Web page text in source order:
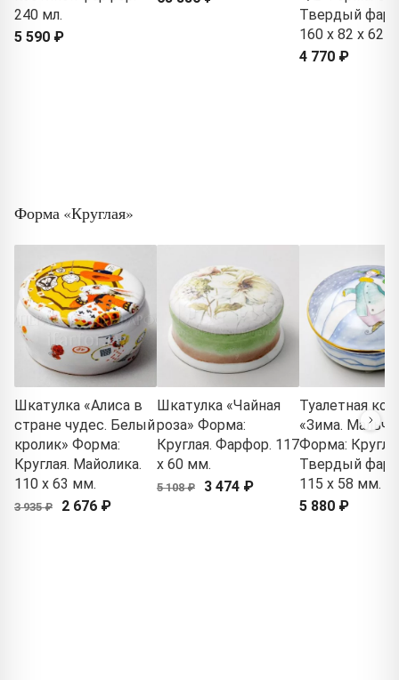
240 мл.
5 590 ₽
Твердый
160 x 82 x 62
4 770 ₽
Форма «Круглая»
Шкатулка «Алиса в
стране чудес. Белый
кролик» Форма:
Круглая. Майолика.
110 x 63 мм.
3 935 ₽ 2 676 ₽
Шкатулка «Чайная
роза» Форма:
Круглая. Фарфор. 117
x 60 мм.
5 108 ₽ 3 474 ₽
Туалетная
«Зима.
Форма:
Твердый
115 x 58 мм.
5 880 ₽